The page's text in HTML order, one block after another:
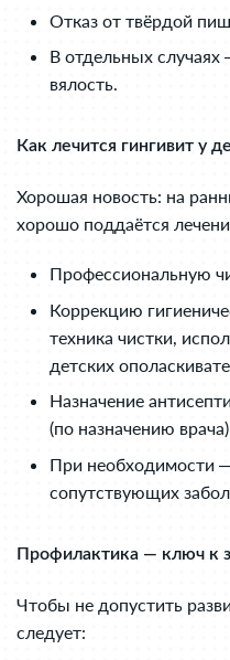
Отказ от твёрдой
В отдельных
вялость.
Как лечится гингивит у
Хорошая новость: на
хорошо поддаётся
Профессиональную
Коррекцию
техника чистки,
детских
Назначение
(по назначению
При необходимости
сопутствующих
Профилактика — ключ к
Чтобы не допустить
следует: